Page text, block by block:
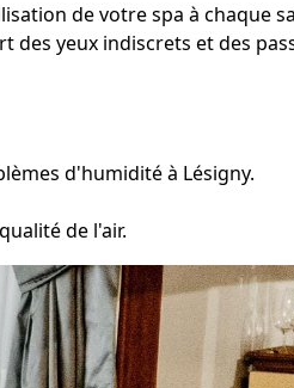
de votre spa à chaque
des yeux indiscrets et des
d'humidité à Lésigny.
de l'air.